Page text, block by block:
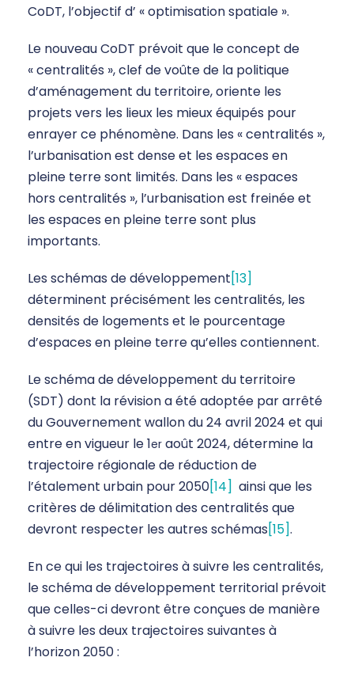
CoDT, l’objectif d’ « optimisation spatiale ».
Le nouveau CoDT prévoit que le concept de
« centralités », clef de voûte de la politique
d’aménagement du territoire, oriente les
projets vers les lieux les mieux équipés pour
enrayer ce phénomène. Dans les « centralités »,
l’urbanisation est dense et les espaces en
pleine terre sont limités. Dans les « espaces
hors centralités », l’urbanisation est freinée et
les espaces en pleine terre sont plus
importants.
Les schémas de développement[13]
déterminent précisément les centralités, les
densités de logements et le pourcentage
d’espaces en pleine terre qu’elles contiennent.
Le schéma de développement du territoire
(SDT) dont la révision a été adoptée par arrêté
du Gouvernement wallon du 24 avril 2024 et qui
entre en vigueur le 1er août 2024, détermine la
trajectoire régionale de réduction de
l’étalement urbain pour 2050[14] ainsi que les
critères de délimitation des centralités que
devront respecter les autres schémas[15].
En ce qui les trajectoires à suivre les centralités,
le schéma de développement territorial prévoit
que celles-ci devront être conçues de manière
à suivre les deux trajectoires suivantes à
l’horizon 2050 :